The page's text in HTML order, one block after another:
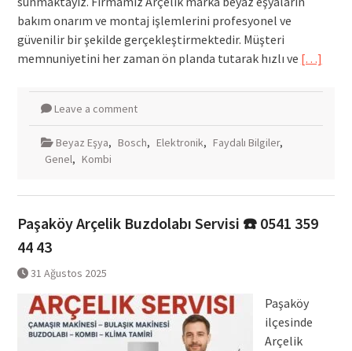
bakım onarım ve montaj işlemlerini profesyonel ve
güvenilir bir şekilde gerçekleştirmektedir. Müşteri
memnuniyetini her zaman ön planda tutarak hızlı ve […]
Leave a comment
Beyaz Eşya, Bosch, Elektronik, Faydalı Bilgiler,
Genel, Kombi
Paşaköy Arçelik Buzdolabı Servisi ☎️ 0541 359
44 43
31 Ağustos 2025
Paşaköy
ilçesinde
Arçelik